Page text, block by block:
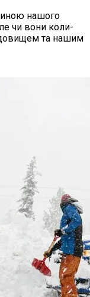
нашого
чи вони коли-
та нашим